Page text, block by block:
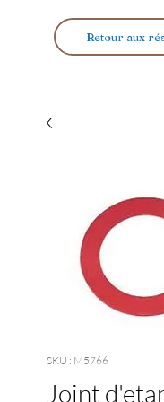
Retour aux
SKU : M5766
Joint